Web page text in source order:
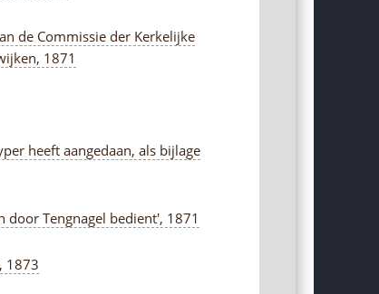
de Commissie der Kerkelijke
1871
heeft aangedaan, als bijlage
door Tengnagel bedient', 1871
1873